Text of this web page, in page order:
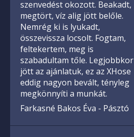
szenvedést okozott. Beakadt,
megtört, víz alig jött belőle.
Nemrég ki is lyukadt,
összevissza locsolt. Fogtam,
feltekertem, meg is
szabadultam tőle. Legjobbkor
jött az ajánlatuk, ez az XHose
eddig nagyon bevált, tényleg
megkönnyíti a munkát.
Farkasné Bakos Éva - Pásztó